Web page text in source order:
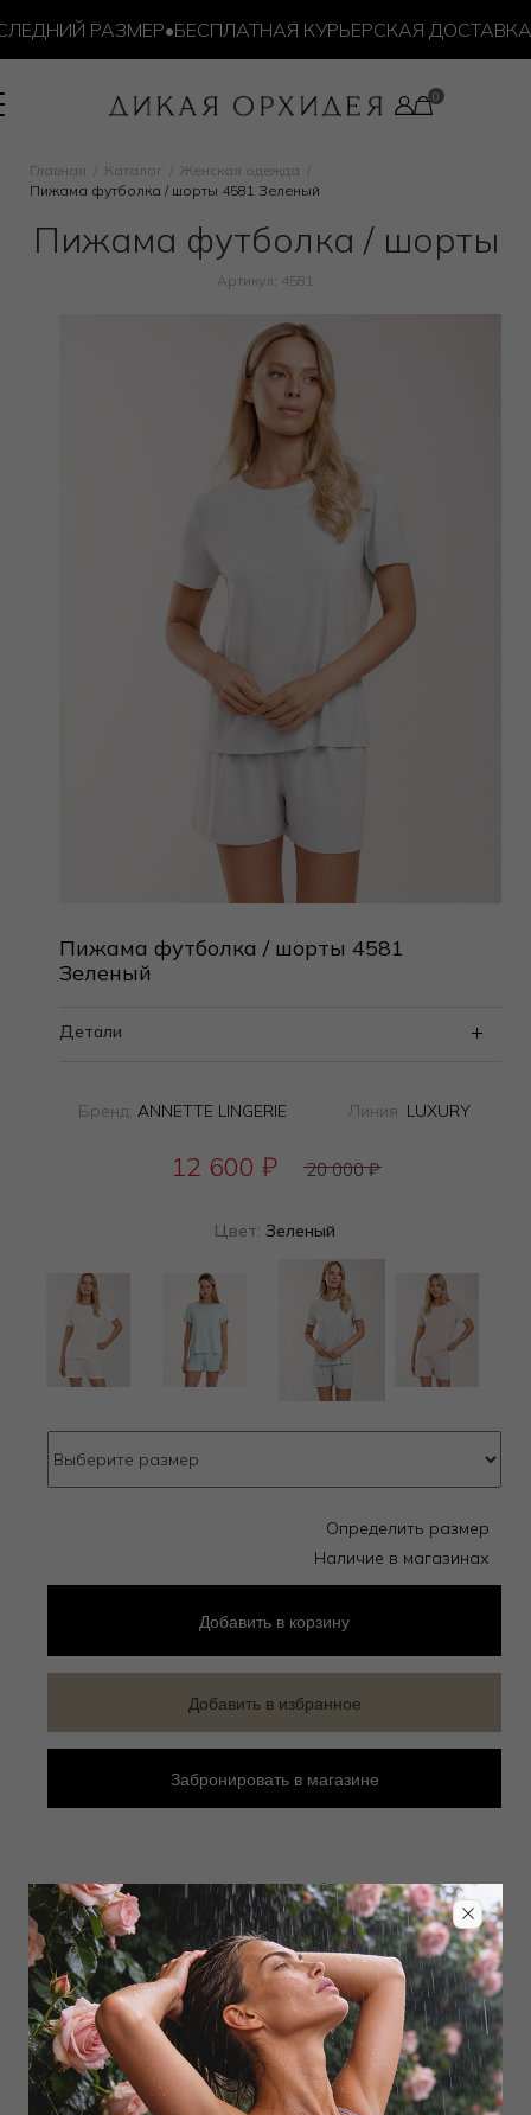
РАЗМЕР•БЕСПЛАТНАЯ КУРЬЕРСКАЯ ДОСТАВКА ОТ
Главная Каталог
Женская одежда
Пижама футболка / шорты 4581 Зеленый
Дополнить образ
Пижама футболка / шорты
Артикул: 4581
Пижама футболка / шорты 4581
Зеленый
Детали
Бренд: ANNETTE LINGERIE Линия: LUXURY
12 600 ₽ 20 000₽
Цвет: Зеленый
Определить размер
Наличие в магазинах
Добавить в корзину
Добавить в избранное
Забронировать в магазине